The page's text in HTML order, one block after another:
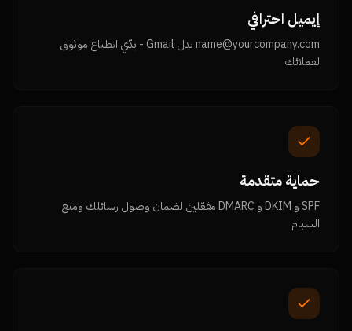
إيميل احترافي
name@yourcompany.com بدل Gmail - يدّي انطباع موثوق
لعملائك
حماية متقدمة
SPF و DKIM و DMARC مفعّلين لضمان وصول رسائلك ومنع
السبام